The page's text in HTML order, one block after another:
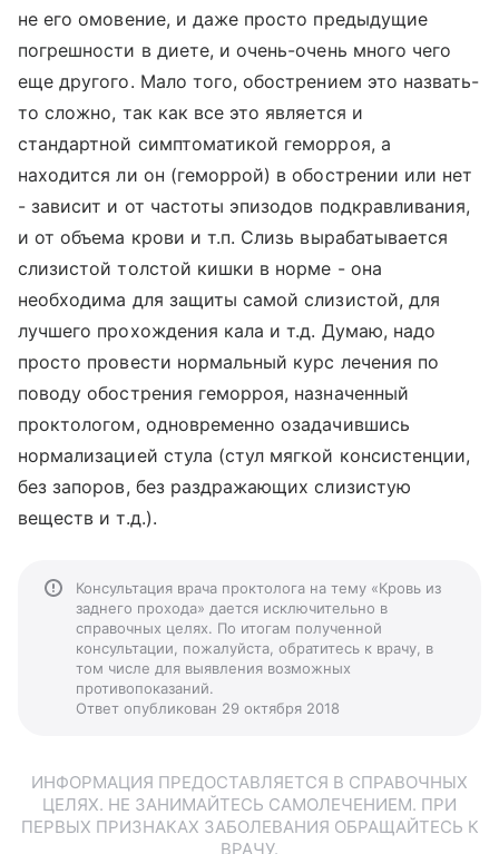
не его омовение, и даже просто предыдущие
погрешности в диете, и очень-очень много чего
еще другого. Мало того, обострением это назвать-
то сложно, так как все это является и
стандартной симптоматикой геморроя, а
находится ли он (геморрой) в обострении или нет
- зависит и от частоты эпизодов подкравливания,
и от объема крови и т.п. Слизь вырабатывается
слизистой толстой кишки в норме - она
необходима для защиты самой слизистой, для
лучшего прохождения кала и т.д. Думаю, надо
просто провести нормальный курс лечения по
поводу обострения геморроя, назначенный
проктологом, одновременно озадачившись
нормализацией стула (стул мягкой консистенции,
без запоров, без раздражающих слизистую
веществ и т.д.).
Консультация врача проктолога на тему «Кровь из
заднего прохода» дается исключительно в
справочных целях. По итогам полученной
консультации, пожалуйста, обратитесь к врачу, в
том числе для выявления возможных
противопоказаний.
Ответ опубликован 29 октября 2018
ИНФОРМАЦИЯ ПРЕДОСТАВЛЯЕТСЯ В СПРАВОЧНЫХ
ЦЕЛЯХ. НЕ ЗАНИМАЙТЕСЬ САМОЛЕЧЕНИЕМ. ПРИ
ПЕРВЫХ ПРИЗНАКАХ ЗАБОЛЕВАНИЯ ОБРАЩАЙТЕСЬ К
ВРАЧУ.